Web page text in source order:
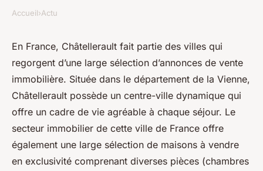
Comment trouver une maison
a vendre Chatellerault ?
emma•18 février 2024•4 min de lecture
Accueil›Actu
En France, Châtellerault fait partie des villes qui
regorgent d’une large sélection d’annonces de vente
immobilière. Située dans le département de la Vienne,
Châtellerault possède un centre-ville dynamique qui
offre un cadre de vie agréable à chaque séjour. Le
secteur immobilier de cette ville de France offre
également une large sélection de maisons à vendre
en exclusivité comprenant diverses pièces (chambres